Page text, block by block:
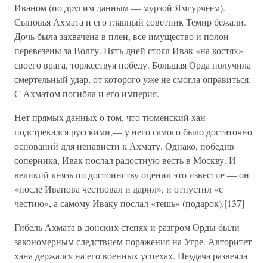
Иваном (по другим данным — мурзой Ямгурчеем).
Сыновья Ахмата и его главный советник Темир бежали.
Дочь была захвачена в плен, все имущество и полон
перевезены за Волгу. Пять дней стоял Ивак «на костях»
своего врага, торжествуя победу. Большая Орда получила
смертельный удар, от которого уже не смогла оправиться.
С Ахматом погибла и его империя.
Нет прямых данных о том, что тюменский хан
подстрекался русскими,— у него самого было достаточно
оснований для ненависти к Ахмату. Однако, победив
соперника, Ивак послал радостную весть в Москву. И
великий князь по достоинству оценил это известие — он
«после Иванова чествовал и дарил», и отпустил «с
честию», а самому Иваку послал «тешь» (подарок).[137]
Гибель Ахмата в донских степях и разгром Орды были
закономерным следствием поражения на Угре. Авторитет
хана держался на его военных успехах. Неудача развеяла